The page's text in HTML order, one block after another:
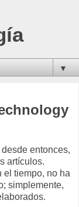
▼
entonces,
artículos.
el tiempo, no ha
simplemente,